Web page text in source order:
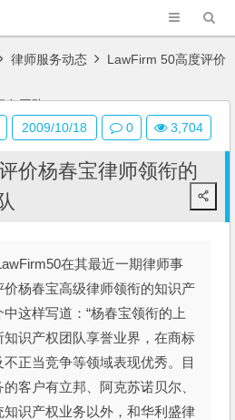
律师服务动态 LawFirm 50高度评价
务团队
价杨春宝律师领衔的
在其最近一期律师事
杨春宝高级律师领衔的知识产
这样写道：“杨春宝领衔的上
识产权团队享誉业界，在商标
正当竞争等领域表现优秀。目
客户有立邦、阿克苏诺贝尔、
识产权业务以外，和华利盛律
2009/10/18 0 3,704